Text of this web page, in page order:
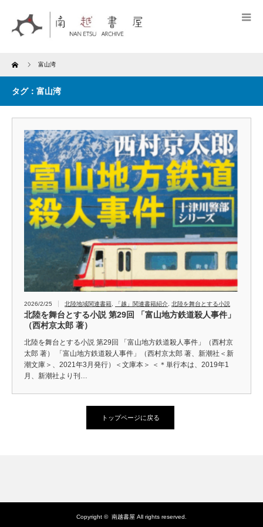
Home 富山湾
タグ：富山湾
2026/2/25 北陸地域関連書籍 「越」関連書籍紹介 北陸を舞台とする小説
北陸を舞台とする小説 第29回 「富山地方鉄道殺人事件」
（西村京太郎 著）
北陸を舞台とする小説 第29回 「富山地方鉄道殺人事件」（西村京
太郎 著） 「富山地方鉄道殺人事件」（西村京太郎 著、新潮社＜新
潮文庫＞、2021年3月発行）＜文庫本＞ ＜＊単行本は、2019年1
月、新潮社より刊…
トップページに戻る
Copyright © 南越書屋 All rights reserved.